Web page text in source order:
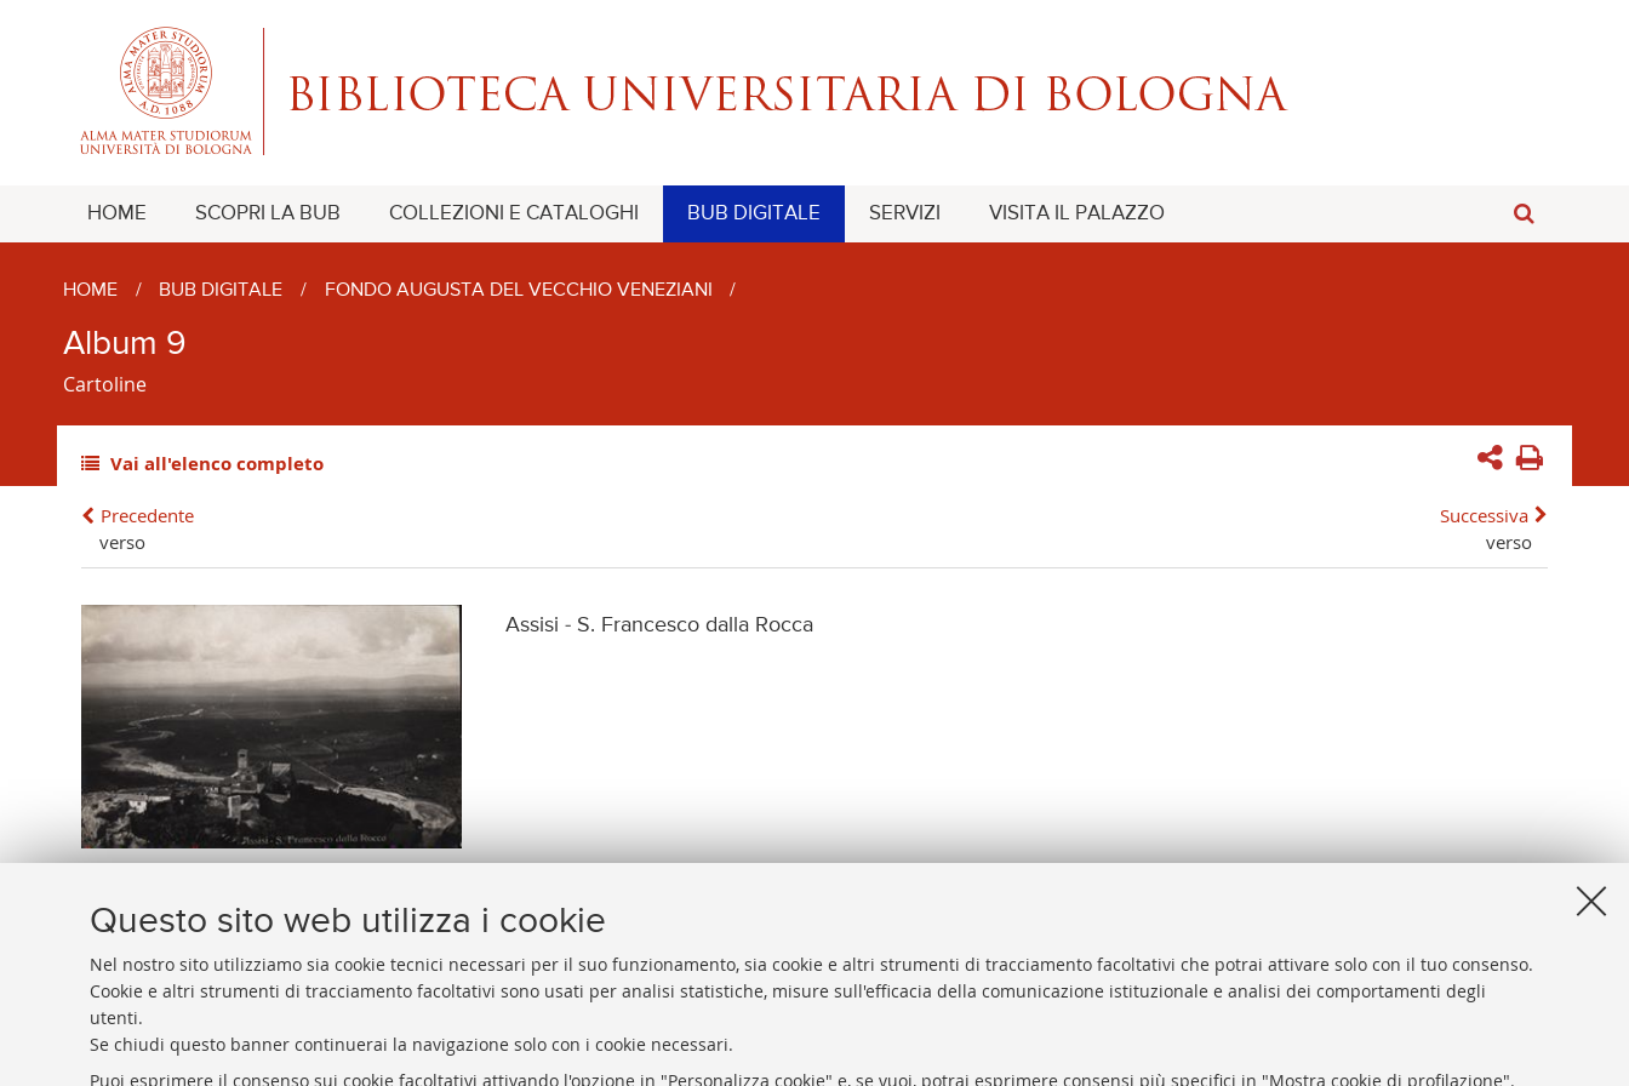
Questo sito web utilizza i cookie
Nel nostro sito utilizziamo sia cookie tecnici necessari per il suo funzionamento, sia cookie e altri strumenti di tracciamento facoltativi che potrai attivare solo con il tuo consenso.
Cookie e altri strumenti di tracciamento facoltativi sono usati per analisi statistiche, misure sull'efficacia della comunicazione istituzionale e analisi dei comportamenti degli
utenti.
Se chiudi questo banner continuerai la navigazione solo con i cookie necessari.
Puoi esprimere il consenso sui cookie facoltativi attivando l'opzione in "Personalizza cookie" e, se vuoi, potrai esprimere consensi più specifici in "Mostra cookie di profilazione".
HOME SCOPRI LA BUB COLLEZIONI E CATALOGHI BUB DIGITALE SERVIZI VISITA IL PALAZZO
HOME / BUB DIGITALE / FONDO AUGUSTA DEL VECCHIO VENEZIANI /
Album 9
Cartoline
Vai all'elenco completo
Precedente
verso
Successiva
verso
Assisi - S. Francesco dalla Rocca
BIBLIOTECA
Presidente: prof. Francesco Citti